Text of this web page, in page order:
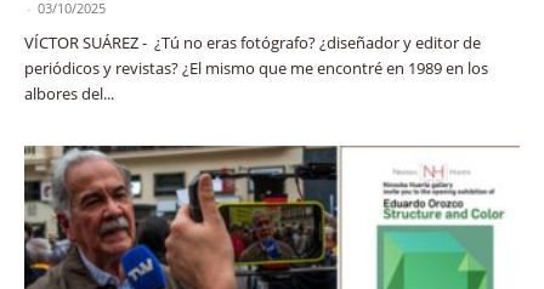
- 03/10/2025
VÍCTOR SUÁREZ - ¿Tú no eras fotógrafo? ¿diseñador y editor de
periódicos y revistas? ¿El mismo que me encontré en 1989 en los
albores del...